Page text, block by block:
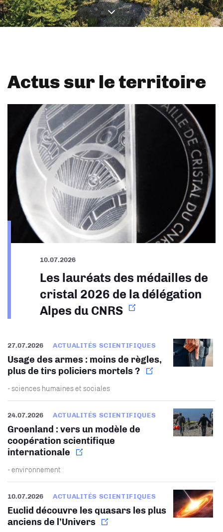
Actus sur le territoire
10.07.2026
Les lauréats des médailles de
cristal 2026 de la délégation
Alpes du CNRS
27.07.2026 ACTUALITÉS SCIENTIFIQUES
Usage des armes : moins de règles,
plus de tirs policiers mortels ?
- sciences humaines et sociales
24.07.2026 ACTUALITÉS SCIENTIFIQUES
Groenland : vers un modèle de
coopération scientifique
internationale
- environnement
10.07.2026 ACTUALITÉS SCIENTIFIQUES
Euclid découvre les quasars les plus
anciens de l’Univers